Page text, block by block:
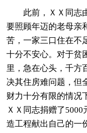
此前，ＸＸ同志
要照顾年迈的老母亲
苦，一家三口住在不
十分不安心。对于贫
里，急在心头，千方
决其住房难问题，但
财力十分有限的情况
ＸＸ同志捐赠了
造工程献出自己的一